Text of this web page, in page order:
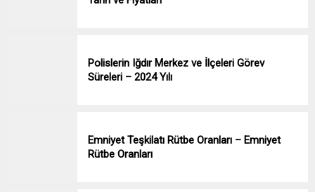
Polislerin Iğdır Merkez ve İlçeleri Görev
Süreleri – 2024 Yılı
Emniyet Teşkilatı Rütbe Oranları – Emniyet
Rütbe Oranları